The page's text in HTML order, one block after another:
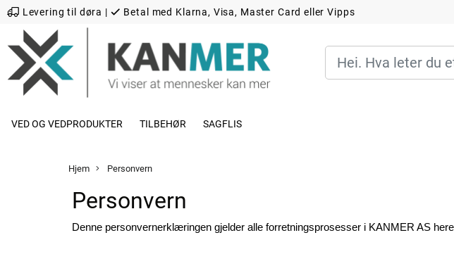
Levering til døra | Betal med Klarna, Visa, Master Card eller Vipps
VED OG VEDPRODUKTER TILBEHØR SAGFLIS
Hjem Personvern
Personvern
Denne personvernerklæringen gjelder alle forretningsprosesser i KANMER AS